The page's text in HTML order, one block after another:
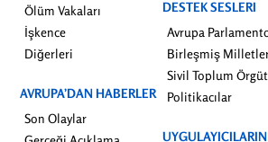
Ölüm Vakaları
İşkence
Diğerleri
AVRUPA’DAN HABERLER
Son Olaylar
DESTEK SESLERI
Avrupa
Birleşmiş
Sivil Toplum
Politikacılar